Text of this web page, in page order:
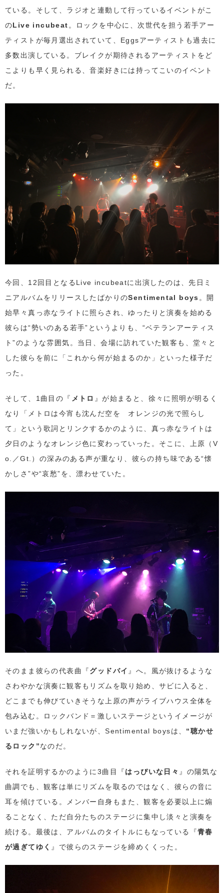
ている。そして、ラジオと連動して行っているイベントがこ
のLive incubeat 。ロックを中心に、次世代を担う若手アー
ティストが毎月選出されていて、Eggsアーティストも過去に
多数出演している。ブレイクが期待されるアーティストをど
こよりも早く見られる、音楽好きには持ってこいのイベント
だ。
今回、12回目となるLive incubeatに出演したのは、先日ミ
ニアルバムをリリースしたばかりのSentimental boys 。開
始早々真っ赤なライトに照らされ、ゆったりと演奏を始める
彼らは“勢いのある若手”というよりも、“ベテランアーティス
ト”のような雰囲気。当日、会場に訪れていた観客も、堂々と
した彼らを前に「これから何が始まるのか」といった様子だ
った。
そして、1曲目の『 メトロ 』が始まると、徐々に照明が明るく
なり「メトロは今宵も沈んだ空を オレンジの光で照らし
て」という歌詞とリンクするかのように、真っ赤なライトは
夕日のようなオレンジ色に変わっていった。そこに、上原（V
o.／Gt.）の深みのある声が重なり、彼らの持ち味である“懐
かしさ”や“哀愁”を、漂わせていた。
そのまま彼らの代表曲『グッドバイ 』へ。風が抜けるような
さわやかな演奏に観客もリズムを取り始め、サビに入ると、
どこまでも伸びていきそうな上原の声がライブハウス全体を
包み込む。ロックバンド＝激しいステージというイメージが
いまだ強いかもしれないが、Sentimental boysは、 “聴かせ
るロック”なのだ。
それを証明するかのように3曲目『はっぴいな日々 』の陽気な
曲調でも、観客は単にリズムを取るのではなく、彼らの音に
耳を傾けている。メンバー自身もまた、観客を必要以上に煽
ることなく、ただ自分たちのステージに集中し淡々と演奏を
続ける。最後は、アルバムのタイトルにもなっている『青春
が過ぎてゆく 』で彼らのステージを締めくくった。